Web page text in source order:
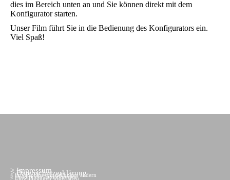
dies im Bereich unten an und Sie können direkt mit dem
Konfigurator starten.
Unser Film führt Sie in die Bedienung des Konfigurators ein.
Viel Spaß!
> Impressum
>Datenschutzerklärung
> Privatsphäre-Einstellungen ändern
> Historie der Einstellungen
> Einwilligungen widerrufen